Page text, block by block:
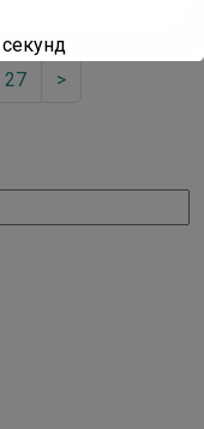
27 >
секунд